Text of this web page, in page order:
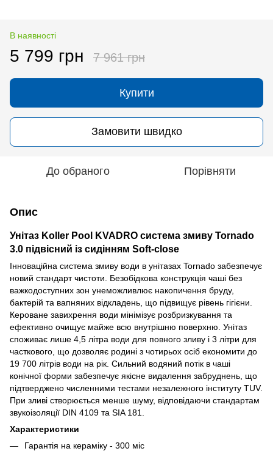
В наявності
5 799 грн 7 961 грн
Купити
Замовити швидко
До обраного Порівняти
Опис
Унітаз Koller Pool KVADRO система змиву Tornado
3.0 підвісний із сидінням Soft-close
Інноваційна система змиву води в унітазах Tornado забезпечує
новий стандарт чистоти. Безобідкова конструкція чаші без
важкодоступних зон унеможливлює накопичення бруду,
бактерій та вапняних відкладень, що підвищує рівень гігієни.
Кероване завихрення води мінімізує розбризкування та
ефективно очищує майже всю внутрішню поверхню. Унітаз
споживає лише 4,5 літра води для повного зливу і 3 літри для
часткового, що дозволяє родині з чотирьох осіб економити до
19 700 літрів води на рік. Сильний водяний потік в чаші
конічної форми забезпечує якісне видалення забруднень, що
підтверджено численними тестами незалежного інституту TUV.
При зливі створюється менше шуму, відповідаючи стандартам
звукоізоляції DIN 4109 та SIA 181.
Характеристики
Гарантія на кераміку - 300 міс